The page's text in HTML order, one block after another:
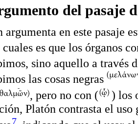
del pasaje
argumenta en este pasaje
cuales es que los órganos
sino aquello a través
las cosas negras
, pero no con (
) los
Platón contrasta el
7